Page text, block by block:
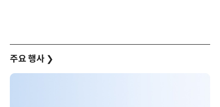
주요 행사 ❯